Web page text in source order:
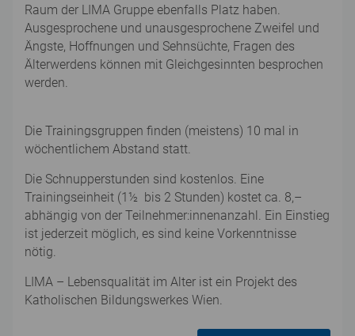
Raum der LIMA Gruppe ebenfalls Platz haben.
Ausgesprochene und unausgesprochene Zweifel und
Ängste, Hoffnungen und Sehnsüchte, Fragen des
Älterwerdens können mit Gleichgesinnten besprochen
werden.
Die Trainingsgruppen finden (meistens) 10 mal in
wöchentlichem Abstand statt.
Die Schnupperstunden sind kostenlos. Eine
Trainingseinheit (1½ bis 2 Stunden) kostet ca. 8,–
abhängig von der Teilnehmer:innenanzahl. Ein Einstieg
ist jederzeit möglich, es sind keine Vorkenntnisse
nötig.
LIMA – Lebensqualität im Alter ist ein Projekt des
Katholischen Bildungswerkes Wien.